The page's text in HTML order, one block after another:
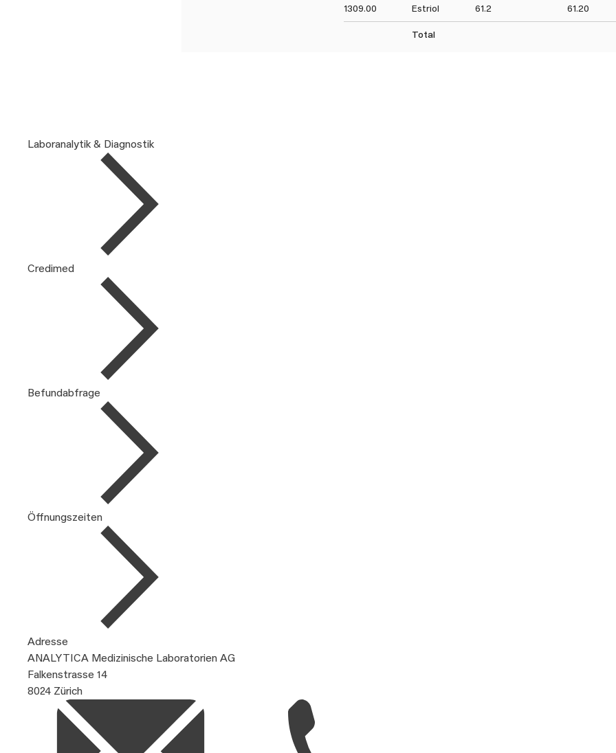
1309.00 Estriol 61.2 61.20
Total
Laboranalytik & Diagnostik
Credimed
Befundabfrage
Öffnungszeiten
Adresse
ANALYTICA Medizinische Laboratorien AG
Falkenstrasse 14
8024 Zürich